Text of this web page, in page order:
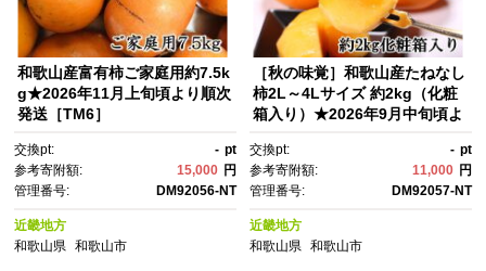
和歌山産富有柿ご家庭用約7.5k
g★2026年11月上旬頃より順次
発送［TM6］
交換pt: - pt
参考寄附額:
15,000 円
管理番号:
DM92056-NT
近畿地方
和歌山県
和歌山市
［秋の味覚］和歌山産たねなし
柿2L～4Lサイズ 約2kg（化粧
箱入り）★2026年9月中旬頃よ
交換pt: - pt
参考寄附額:
11,000 円
管理番号:
DM92057-NT
近畿地方
和歌山県 和歌山市